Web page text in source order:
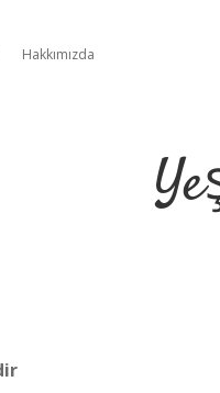
Hakkımızda